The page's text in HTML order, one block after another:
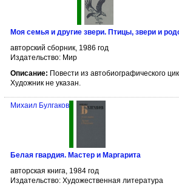
Моя семья и другие звери. Птицы, звери и
авторский сборник, 1986 год
Издательство: Мир
Описание: Повести из автобиографического
Художник не указан.
Михаил Булгаков
Белая гвардия. Мастер и Маргарита
авторская книга, 1984 год
Издательство: Художественная литература